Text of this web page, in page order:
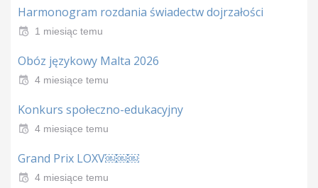
Harmonogram rozdania świadectw dojrzałości
1 miesiąc temu
Obóz językowy Malta 2026
4 miesiące temu
Konkurs społeczno-edukacyjny
4 miesiące temu
Grand Prix LOXV￼￼￼
4 miesiące temu